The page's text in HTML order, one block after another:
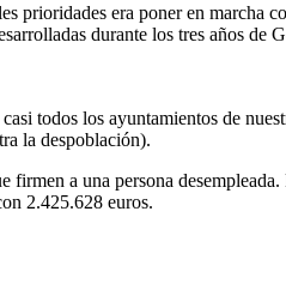
prioridades era poner en marcha
durante los tres años de
todos los ayuntamientos de
la despoblación).
a una persona
2.425.628 euros.